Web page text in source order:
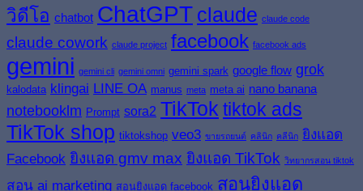
วิดีโอ chatbot ChatGPT claude claude code
claude cowork claude project facebook facebook ads
gemini gemini cli gemini omni gemini spark google flow grok
kalodata klingai LINE OA manus meta meta ai nano banana
notebooklm Prompt sora2 TikTok tiktok ads
TikTok shop tiktokshop veo3 ขายรถยนต์ คลินิก คลีนิก ยิงแอด
Facebook ยิงแอด gmv max ยิงแอด TikTok วิทยากรสอน tiktok
สอน ai marketing สอนยิงแอด facebook สอนยิงแอด